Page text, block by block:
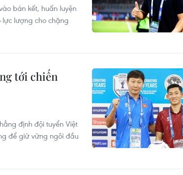
bán kết, huấn luyện
lực lượng cho chặng
tới chiến
định đội tuyển Việt
để giữ vững ngôi đầu